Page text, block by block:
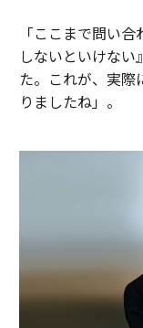
「ここまで問い
しないといけな
た。これが、実
りましたね」。